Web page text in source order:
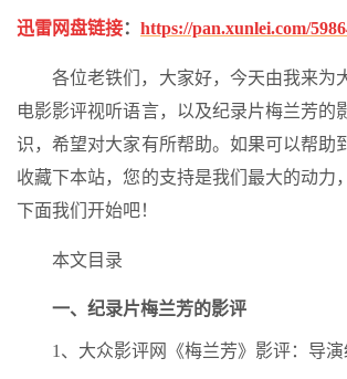
迅雷网盘链接： https://pan.xunlei.com/
各位老铁们，大家好，今天由我来为
电影影评视听语言，以及纪录片梅兰芳的
识，希望对大家有所帮助。如果可以帮助
收藏下本站，您的支持是我们最大的动力
下面我们开始吧！
本文目录
一、纪录片梅兰芳的影评
1、大众影评网《梅兰芳》影评：导